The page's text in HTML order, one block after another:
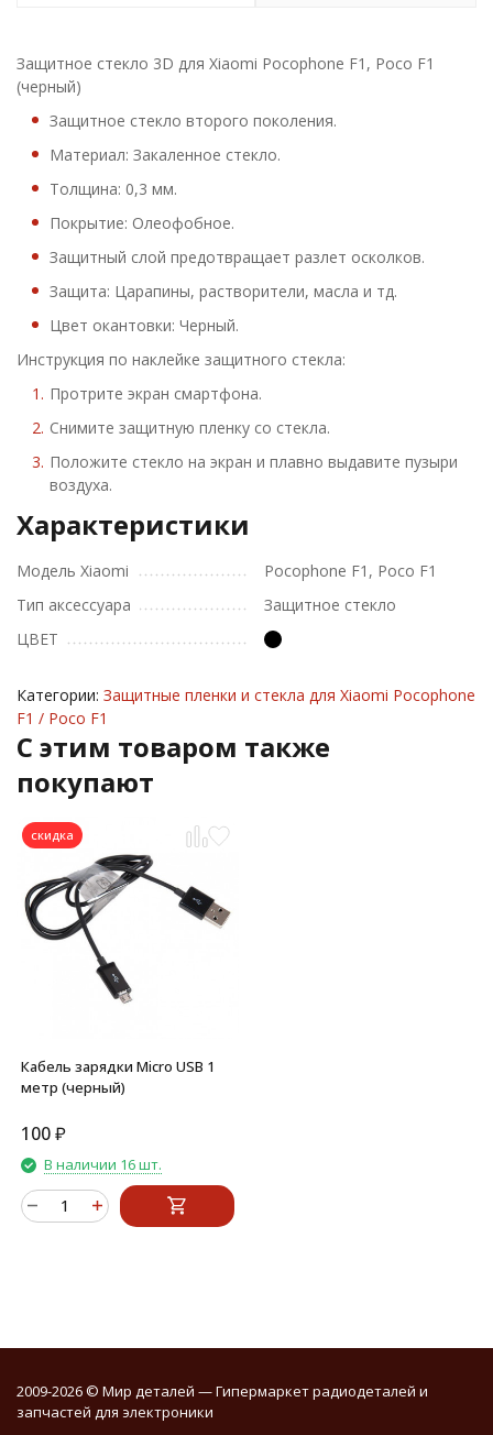
Защитное стекло 3D для Xiaomi Pocophone F1, Poco F1
(черный)
Защитное стекло второго поколения.
Материал: Закаленное стекло.
Толщина: 0,3 мм.
Покрытие: Олеофобное.
Защитный слой предотвращает разлет осколков.
Защита: Царапины, растворители, масла и тд.
Цвет окантовки: Черный.
Инструкция по наклейке защитного стекла:
Протрите экран смартфона.
Снимите защитную пленку со стекла.
Положите стекло на экран и плавно выдавите пузыри
воздуха.
Характеристики
Модель Xiaomi
Pocophone F1, Poco F1
Тип аксессуара
Защитное стекло
ЦВЕТ
Категории: Защитные пленки и стекла для Xiaomi Pocophone
F1 / Poco F1
C этим товаром также
покупают
скидка
Кабель зарядки Micro USB 1
метр (черный)
100₽
В наличии 16 шт.
2009-2026 © Мир деталей — Гипермаркет радиодеталей и
запчастей для электроники